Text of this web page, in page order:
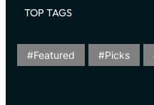
TOP TAGS
Featured Picks